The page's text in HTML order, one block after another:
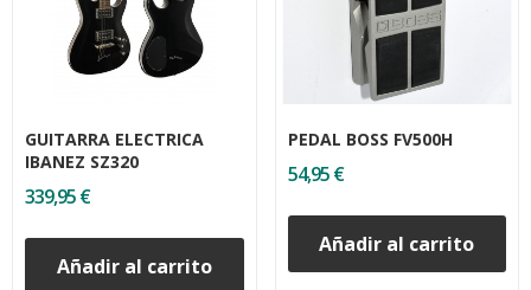
GUITARRA ELECTRICA
IBANEZ SZ320
339,95 €
Añadir al carrito
PEDAL BOSS FV500H
54,95 €
Añadir al carrito